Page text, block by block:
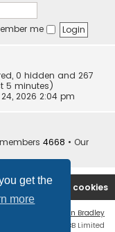
get the
more
me
0 hidden and 267
5 minutes)
2026 2:04 pm
4668 • Our
Delete cookies
us
Ian Bradley
Software © phpBB Limited